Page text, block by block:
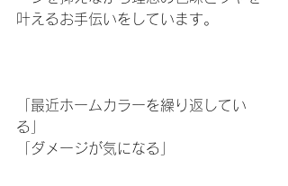
叶えるお手伝いをしています。
「最近ホームカラーを繰り返してい
る」
「ダメージが気になる」